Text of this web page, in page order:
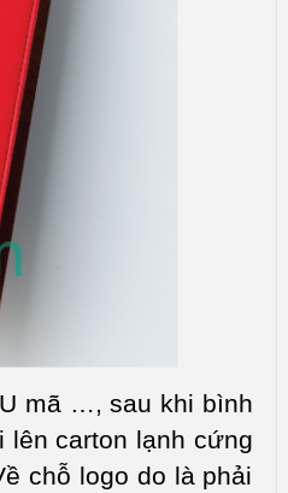
mã …, sau khi bình
carton lạnh cứng
chỗ logo do là phải